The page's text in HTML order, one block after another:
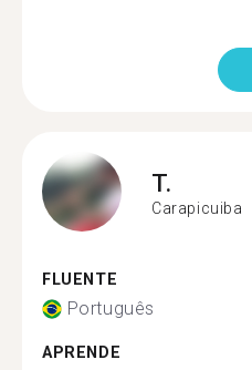
T.
Carapicuiba
FLUENTE
Português
APRENDE